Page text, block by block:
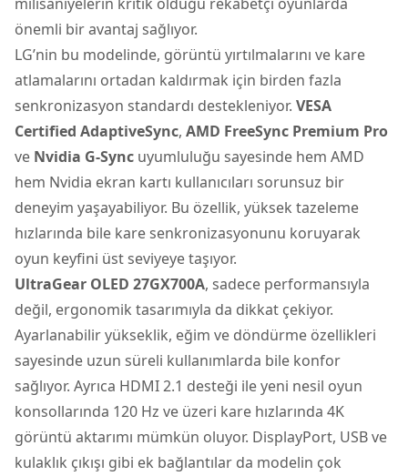
önemli bir avantaj sağlıyor.
LG’nin bu modelinde, görüntü yırtılmalarını ve kare
atlamalarını ortadan kaldırmak için birden fazla
senkronizasyon standardı destekleniyor. VESA
Certified AdaptiveSync, AMD FreeSync Premium Pro
ve Nvidia G-Sync uyumluluğu sayesinde hem AMD
hem Nvidia ekran kartı kullanıcıları sorunsuz bir
deneyim yaşayabiliyor. Bu özellik, yüksek tazeleme
hızlarında bile kare senkronizasyonunu koruyarak
oyun keyfini üst seviyeye taşıyor.
UltraGear OLED 27GX700A, sadece performansıyla
değil, ergonomik tasarımıyla da dikkat çekiyor.
Ayarlanabilir yükseklik, eğim ve döndürme özellikleri
sayesinde uzun süreli kullanımlarda bile konfor
sağlıyor. Ayrıca HDMI 2.1 desteği ile yeni nesil oyun
konsollarında 120 Hz ve üzeri kare hızlarında 4K
görüntü aktarımı mümkün oluyor. DisplayPort, USB ve
kulaklık çıkışı gibi ek bağlantılar da modelin çok